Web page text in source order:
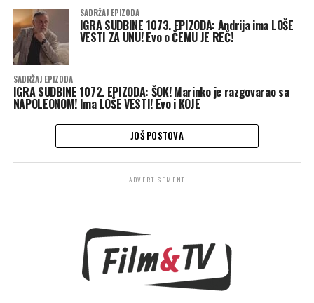
SADRŽAJ EPIZODA
IGRA SUDBINE 1073. EPIZODA: Andrija ima LOŠE
VESTI ZA UNU! Evo o ČEMU JE REČ!
SADRŽAJ EPIZODA
IGRA SUDBINE 1072. EPIZODA: ŠOK! Marinko je razgovarao sa
NAPOLEONOM! Ima LOŠE VESTI! Evo i KOJE
JOŠ POSTOVA
ADVERTISEMENT